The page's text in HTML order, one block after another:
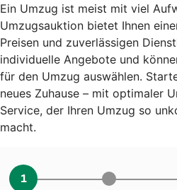
Ein Umzug ist meist mit viel
Umzugsauktion bietet Ihnen
Preisen und zuverlässigen
individuelle Angebote und
für den Umzug auswählen.
neues Zuhause – mit optimaler
Service, der Ihren Umzug so
macht.